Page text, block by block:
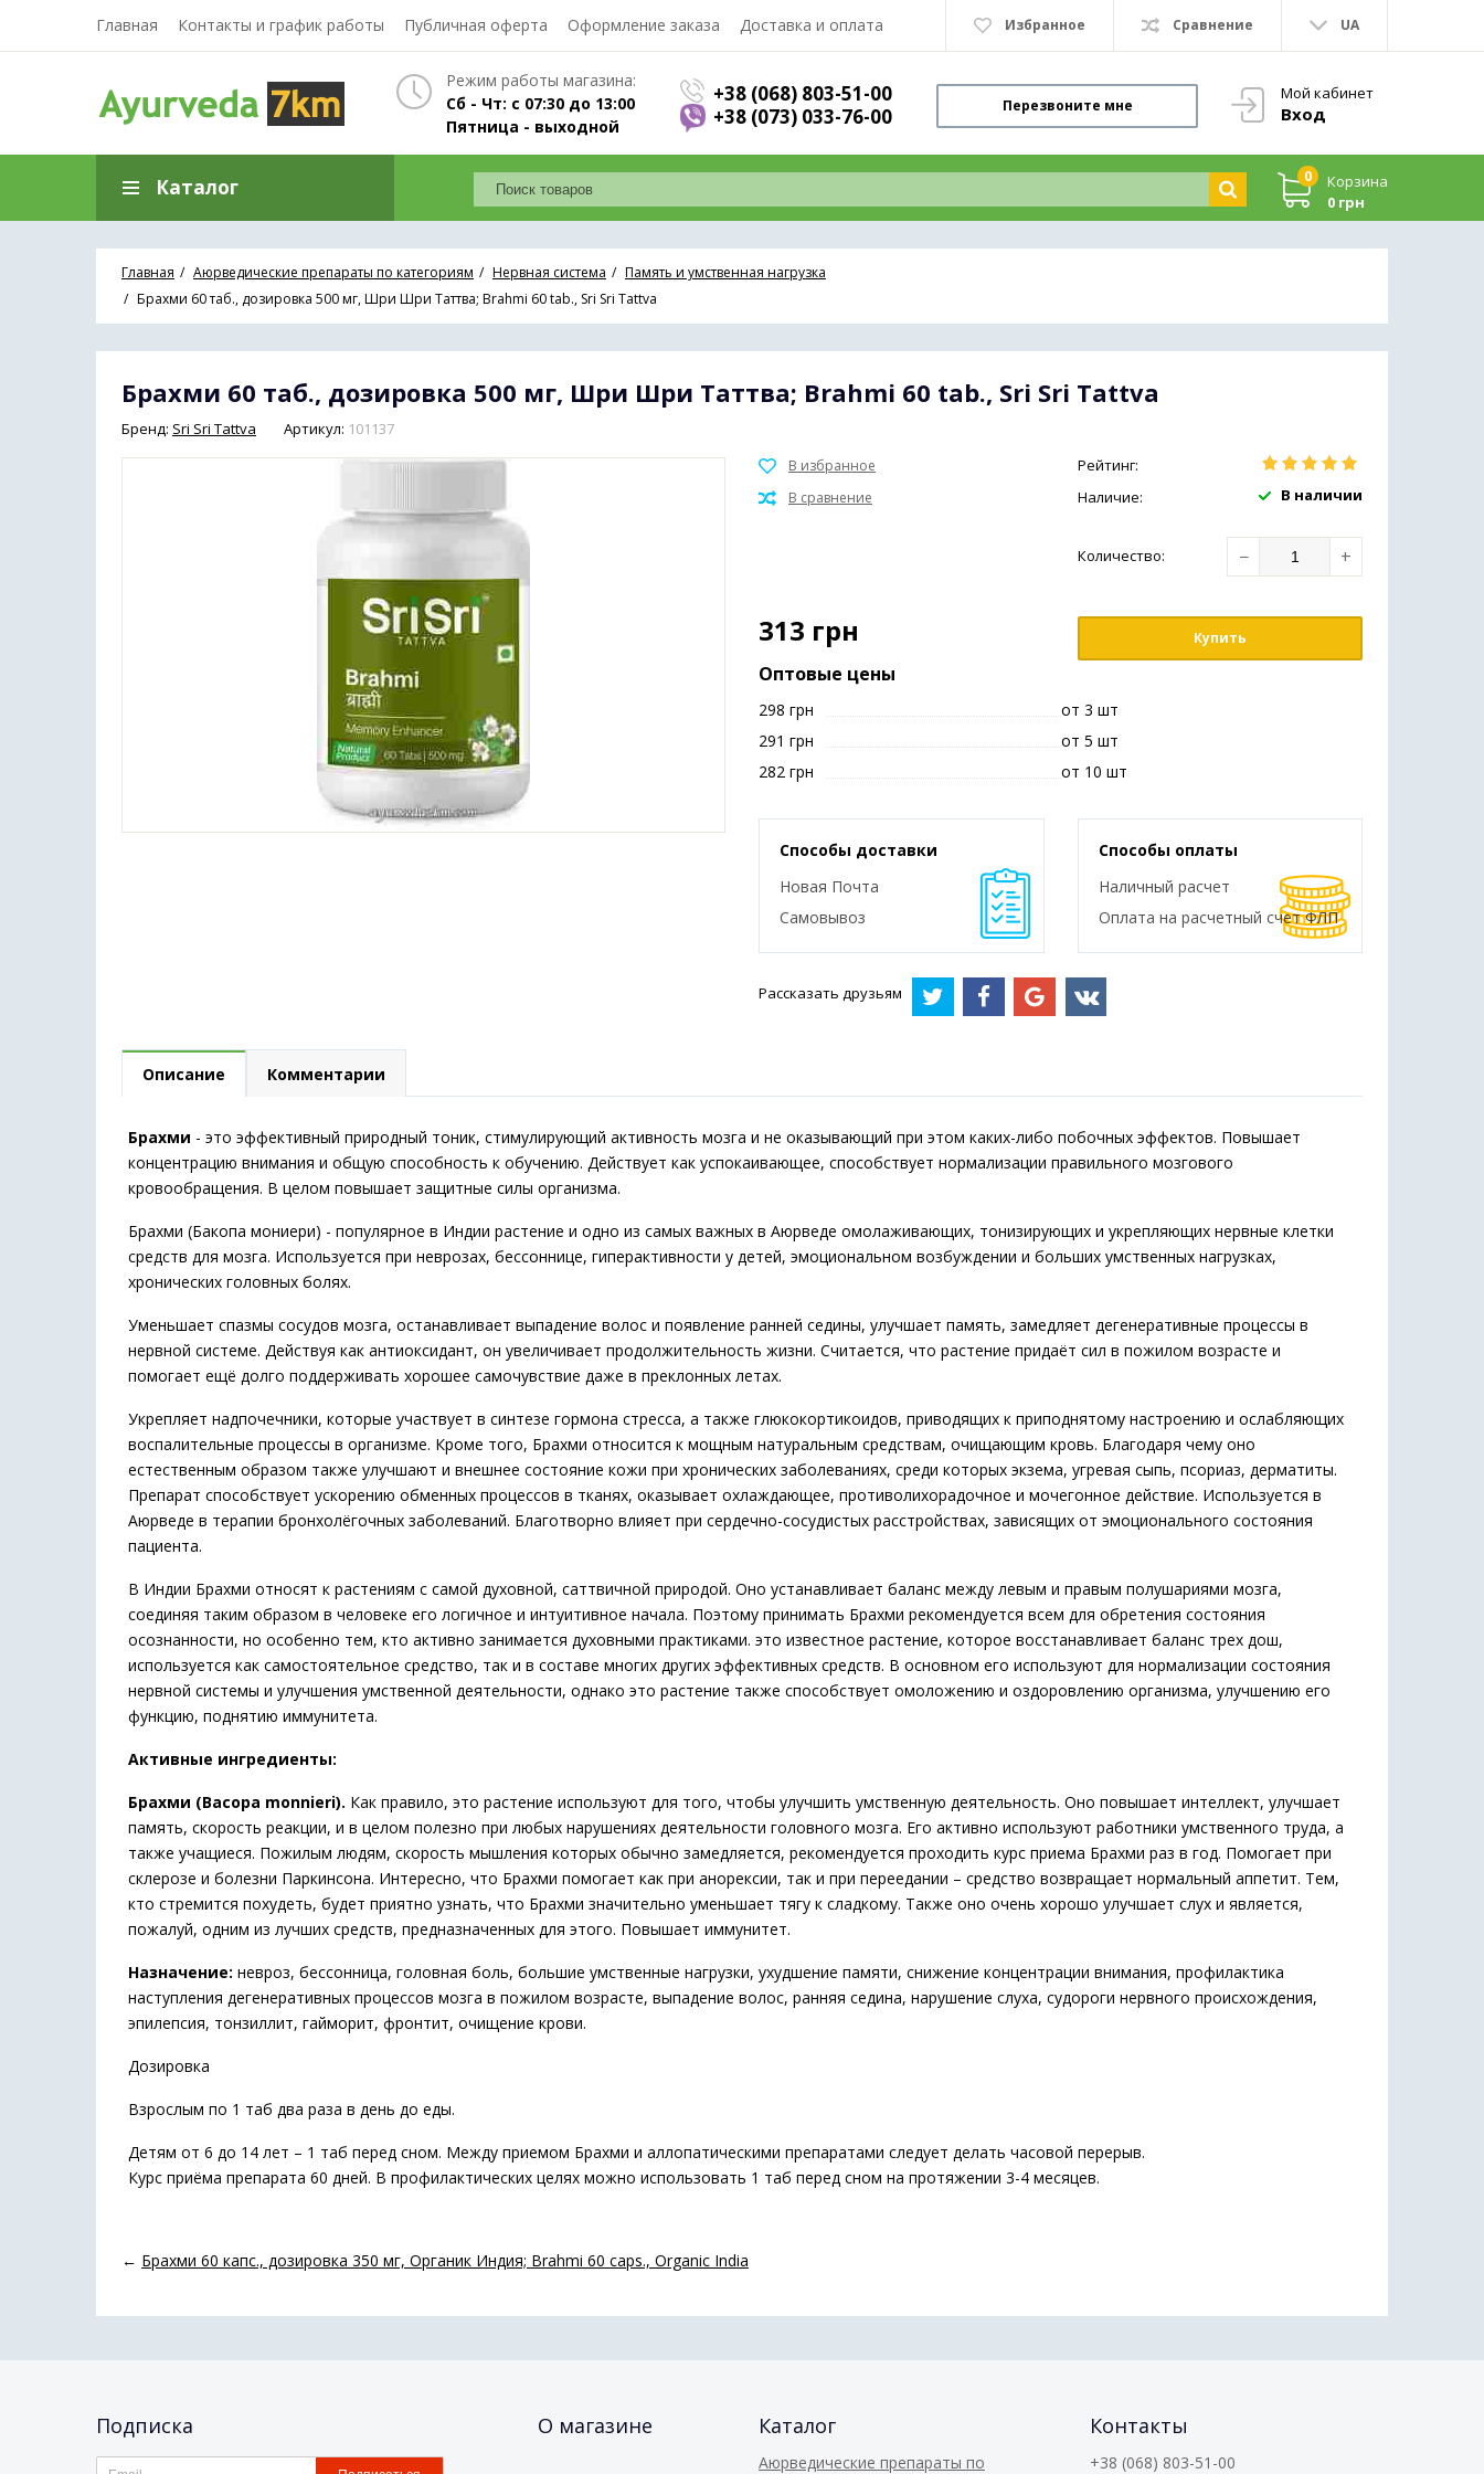
Главная Контакты и график работы Публичная оферта Оформление заказа Доставка и оплата Избранное Сравнение UA
Мой кабинет
Вход
Режим работы магазина:
Сб - Чт: с 07:30 до 13:00
Пятница - выходной
+38 (068) 803-51-00
+38 (073) 033-76-00
Перезвоните мне
0
Корзина
0 грн
Каталог
Главная Аюрведические препараты по категориям Нервная система
Память и умственная нагрузка
Брахми 60 таб., дозировка 500 мг, Шри Шри Таттва; Brahmi 60 tab., Sri Sri Tattva
Брахми 60 таб., дозировка 500 мг, Шри Шри Таттва; Brahmi 60 tab., Sri Sri Tattva
Бренд: Sri Sri Tattva Артикул: 101137
Рейтинг:
Наличие:
В наличии
Количество: − +
313 грн Купить
Оптовые цены
298 грн
от 3 шт
291 грн
от 5 шт
282 грн
от 10 шт
Способы доставки
Новая Почта
Самовывоз
Способы оплаты
Наличный расчет
Оплата на расчетный счет ФЛП
Рассказать друзьям
Описание Комментарии
Брахми - это эффективный природный тоник, стимулирующий активность мозга и не оказывающий при этом каких-либо побочных эффектов. Повышает
концентрацию внимания и общую способность к обучению. Действует как успокаивающее, способствует нормализации правильного мозгового
кровообращения. В целом повышает защитные силы организма.
Брахми (Бакопа мониери) - популярное в Индии растение и одно из самых важных в Аюрведе омолаживающих, тонизирующих и укрепляющих нервные клетки
средств для мозга. Используется при неврозах, бессоннице, гиперактивности у детей, эмоциональном возбуждении и больших умственных нагрузках,
хронических головных болях.
Уменьшает спазмы сосудов мозга, останавливает выпадение волос и появление ранней седины, улучшает память, замедляет дегенеративные процессы в
нервной системе. Действуя как антиоксидант, он увеличивает продолжительность жизни. Считается, что растение придаёт сил в пожилом возрасте и
помогает ещё долго поддерживать хорошее самочувствие даже в преклонных летах.
Укрепляет надпочечники, которые участвует в синтезе гормона стресса, а также глюкокортикоидов, приводящих к приподнятому настроению и ослабляющих
воспалительные процессы в организме. Кроме того, Брахми относится к мощным натуральным средствам, очищающим кровь. Благодаря чему оно
естественным образом также улучшают и внешнее состояние кожи при хронических заболеваниях, среди которых экзема, угревая сыпь, псориаз, дерматиты.
Препарат способствует ускорению обменных процессов в тканях, оказывает охлаждающее, противолихорадочное и мочегонное действие. Используется в
Аюрведе в терапии бронхолёгочных заболеваний. Благотворно влияет при сердечно-сосудистых расстройствах, зависящих от эмоционального состояния
пациента.
В Индии Брахми относят к растениям с самой духовной, саттвичной природой. Оно устанавливает баланс между левым и правым полушариями мозга,
соединяя таким образом в человеке его логичное и интуитивное начала. Поэтому принимать Брахми рекомендуется всем для обретения состояния
осознанности, но особенно тем, кто активно занимается духовными практиками. это известное растение, которое восстанавливает баланс трех дош,
используется как самостоятельное средство, так и в составе многих других эффективных средств. В основном его используют для нормализации состояния
нервной системы и улучшения умственной деятельности, однако это растение также способствует омоложению и оздоровлению организма, улучшению его
функцию, поднятию иммунитета.
Активные ингредиенты:
Брахми (Bacopa monnieri). Как правило, это растение используют для того, чтобы улучшить умственную деятельность. Оно повышает интеллект, улучшает
память, скорость реакции, и в целом полезно при любых нарушениях деятельности головного мозга. Его активно используют работники умственного труда, а
также учащиеся. Пожилым людям, скорость мышления которых обычно замедляется, рекомендуется проходить курс приема Брахми раз в год. Помогает при
склерозе и болезни Паркинсона. Интересно, что Брахми помогает как при анорексии, так и при переедании – средство возвращает нормальный аппетит. Тем,
кто стремится похудеть, будет приятно узнать, что Брахми значительно уменьшает тягу к сладкому. Также оно очень хорошо улучшает слух и является,
пожалуй, одним из лучших средств, предназначенных для этого. Повышает иммунитет.
Назначение: невроз, бессонница, головная боль, большие умственные нагрузки, ухудшение памяти, снижение концентрации внимания, профилактика
наступления дегенеративных процессов мозга в пожилом возрасте, выпадение волос, ранняя седина, нарушение слуха, судороги нервного происхождения,
эпилепсия, тонзиллит, гайморит, фронтит, очищение крови.
Дозировка
Взрослым по 1 таб два раза в день до еды.
Детям от 6 до 14 лет – 1 таб перед сном. Между приемом Брахми и аллопатическими препаратами следует делать часовой перерыв.
Курс приёма препарата 60 дней. В профилактических целях можно использовать 1 таб перед сном на протяжении 3-4 месяцев.
← Брахми 60 капс., дозировка 350 мг, Органик Индия; Brahmi 60 caps., Organic India
Подписка О магазине Каталог
Аюрведические препараты по
Контакты
+38 (068) 803-51-00